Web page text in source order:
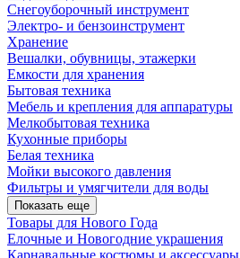
Снегоуборочный инструмент
Электро- и бензоинструмент
Хранение
Вешалки, обувницы, этажерки
Емкости для хранения
Бытовая техника
Мебель и крепления для аппаратуры
Мелкобытовая техника
Кухонные приборы
Белая техника
Мойки высокого давления
Фильтры и умягчители для воды
Показать еще
Товары для Нового Года
Елочные и Новогодние украшения
Карнавальные костюмы и аксессуары